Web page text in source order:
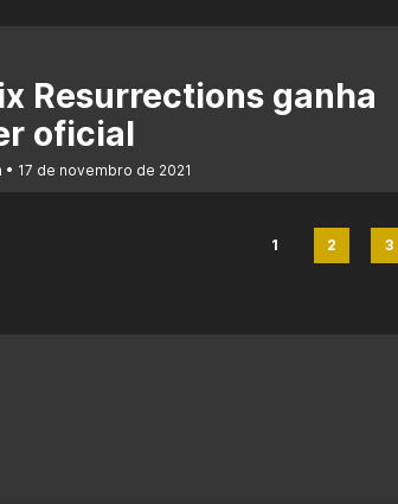
Resurrections ganha
oficial
17 de novembro de 2021
Página
1
Página
2
3